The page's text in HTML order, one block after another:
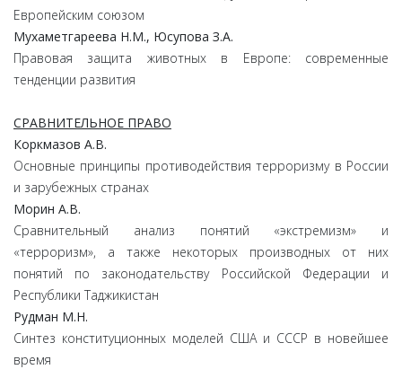
Европейским союзом
Мухаметгареева Н.М., Юсупова З.А.
Правовая защита животных в Европе: современные
тенденции развития
СРАВНИТЕЛЬНОЕ ПРАВО
Коркмазов А.В.
Основные принципы противодействия терроризму в России
и зарубежных странах
Морин А.В.
Сравнительный анализ понятий «экстремизм» и
«терроризм», а также некоторых производных от них
понятий по законодательству Российской Федерации и
Республики Таджикистан
Рудман М.Н.
Синтез конституционных моделей США и СССР в новейшее
время